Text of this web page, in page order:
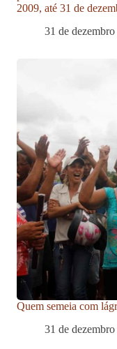
2009, até 31 de
31 de
Quem semeia com
31 de